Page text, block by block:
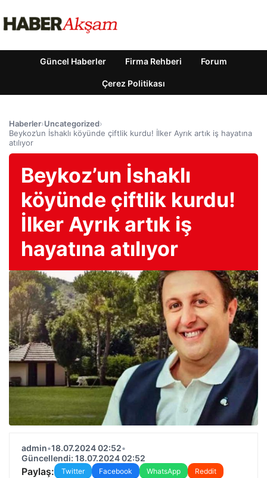
Güncel Haberler Firma Rehberi Forum
Çerez Politikası
Haberler›Uncategorized›
Beykoz’un İshaklı köyünde çiftlik kurdu! İlker Ayrık artık iş hayatına
atılıyor
Beykoz’un İshaklı
köyünde çiftlik kurdu!
İlker Ayrık artık iş
hayatına atılıyor
admin•18.07.2024 02:52•
Güncellendi: 18.07.2024 02:52
Paylaş: Twitter Facebook WhatsApp
Reddit